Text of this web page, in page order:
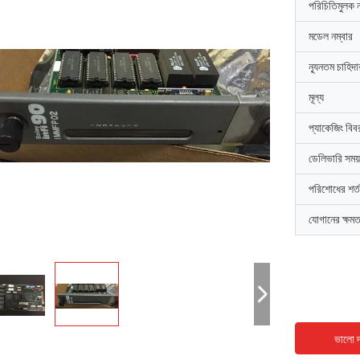
পরিচিতিমুলক
মডেল নম্বার
ন্যূনতম
মূল্য
প্যাকেজিং
ডেলিভারি সময়
পরিশোধের শর্ত
যোগানের
ভালো